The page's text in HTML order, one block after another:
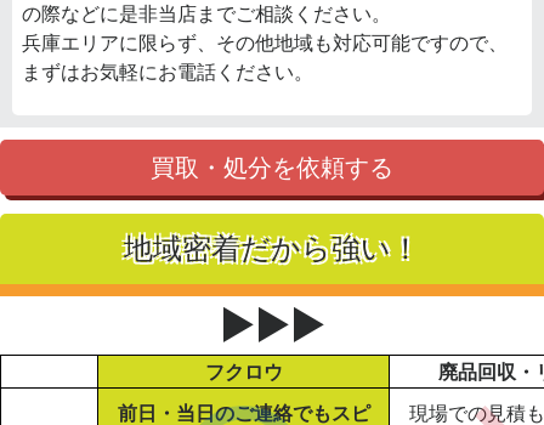
の際などに是非当店までご相談ください。
兵庫エリアに限らず、その他地域も対応可能ですので、
まずはお気軽にお電話ください。
買取・処分を依頼する
地域密着だから強い！
▶▶▶
フクロウ 廃品回収・
前日・当日のご連絡でもスピ
現場での見積